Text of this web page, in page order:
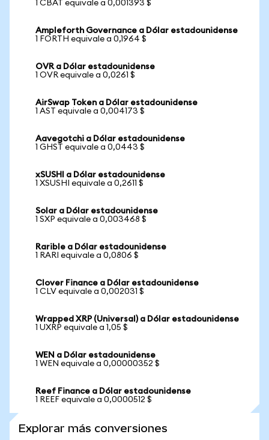
1 CBAT equivale a 0,001393 $
Ampleforth Governance a Dólar estadounidense
1 FORTH equivale a 0,1964 $
OVR a Dólar estadounidense
1 OVR equivale a 0,0261 $
AirSwap Token a Dólar estadounidense
1 AST equivale a 0,004173 $
Aavegotchi a Dólar estadounidense
1 GHST equivale a 0,0443 $
xSUSHI a Dólar estadounidense
1 XSUSHI equivale a 0,2611 $
Solar a Dólar estadounidense
1 SXP equivale a 0,003468 $
Rarible a Dólar estadounidense
1 RARI equivale a 0,0806 $
Clover Finance a Dólar estadounidense
1 CLV equivale a 0,002031 $
Wrapped XRP (Universal) a Dólar estadounidense
1 UXRP equivale a 1,05 $
WEN a Dólar estadounidense
1 WEN equivale a 0,00000352 $
Reef Finance a Dólar estadounidense
1 REEF equivale a 0,0000512 $
Explorar más conversiones